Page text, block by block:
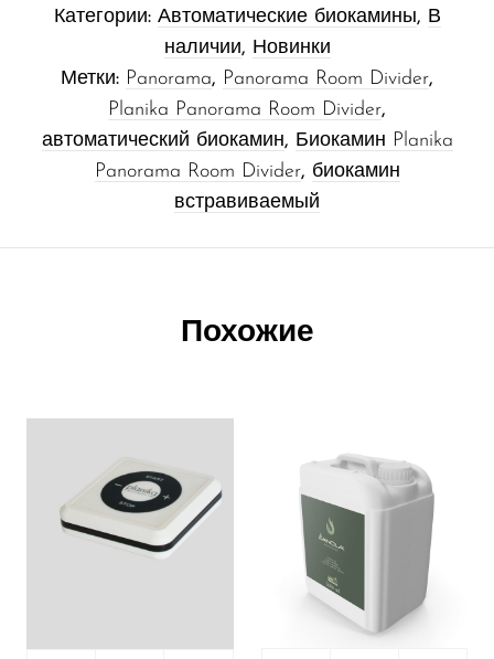
Категории: Автоматические биокамины, В
наличии, Новинки
Метки: Panorama, Panorama Room Divider,
Planika Panorama Room Divider,
автоматический биокамин, Биокамин Planika
Panorama Room Divider, биокамин
встравиваемый
Похожие